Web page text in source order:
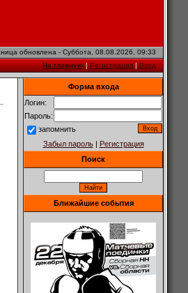
обновлена - Суббота, 08.08.2026, 09:33
На главную|Регистрация|Вход
Форма входа
Логин:
Пароль:
запомнить
Забыл пароль| Регистрация
Поиск
Ближайшие события